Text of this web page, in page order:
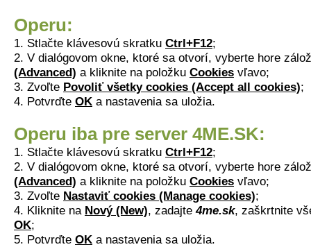
Operu:
1. Stlačte klávesovú skratku Ctrl+F12;
2. V dialógovom okne, ktoré sa otvorí, vyberte hore
(Advanced) a kliknite na položku Cookies vľavo;
3. Zvoľte Povoliť všetky cookies (Accept all cookies);
4. Potvrďte OK a nastavenia sa uložia.
Operu iba pre server 4ME.SK:
1. Stlačte klávesovú skratku Ctrl+F12;
2. V dialógovom okne, ktoré sa otvorí, vyberte hore
(Advanced) a kliknite na položku Cookies vľavo;
3. Zvoľte Nastaviť cookies (Manage cookies);
4. Kliknite na Nový (New), zadajte4me.sk, zaškrtnite
OK;
5. Potvrďte OK a nastavenia sa uložia.